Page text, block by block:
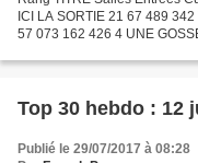
ICI LA SORTIE 21 67 489
57 073 162 426 4 UNE
Top 30 hebdo : 12
Publié le 29/07/2017 à 08:28